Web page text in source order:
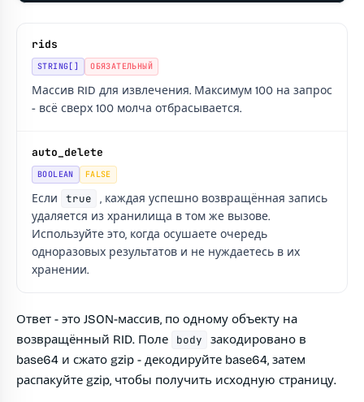
rids
STRING[] ОБЯЗАТЕЛЬНЫЙ
Массив RID для извлечения. Максимум 100 на запрос
- всё сверх 100 молча отбрасывается.
auto_delete
BOOLEAN FALSE
Если true
, каждая успешно возвращённая запись
удаляется из хранилища в том же вызове.
Используйте это, когда осушаете очередь
одноразовых результатов и не нуждаетесь в их
хранении.
Ответ - это JSON-массив, по одному объекту на
возвращённый RID. Поле
body
закодировано в
base64 и сжато gzip - декодируйте base64, затем
распакуйте gzip, чтобы получить исходную страницу.